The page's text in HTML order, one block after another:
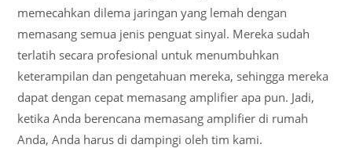
memecahkan dilema jaringan yang lemah dengan
memasang semua jenis penguat sinyal. Mereka sudah
terlatih secara profesional untuk menumbuhkan
keterampilan dan pengetahuan mereka, sehingga mereka
dapat dengan cepat memasang amplifier apa pun. Jadi,
ketika Anda berencana memasang amplifier di rumah
Anda, Anda harus di dampingi oleh tim kami.